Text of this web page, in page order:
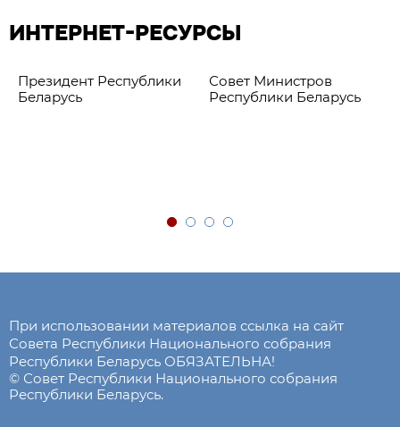
ИНТЕРНЕТ-РЕСУРСЫ
Президент Республики
Беларусь
Совет Министров
Республики Беларусь
При использовании материалов ссылка на сайт
Совета Республики Национального собрания
Республики Беларусь ОБЯЗАТЕЛЬНА!
© Совет Республики Национального собрания
Республики Беларусь.